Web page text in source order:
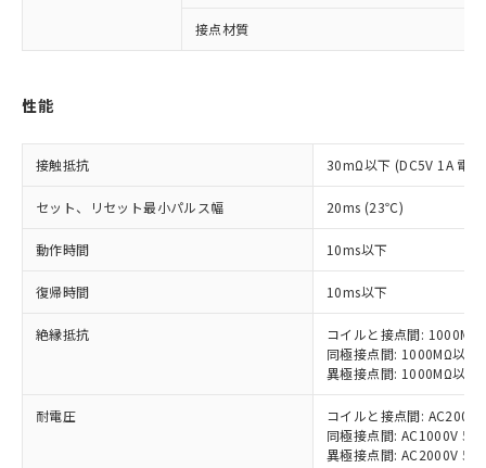
接点材質
性能
接触抵抗 30mΩ以下 (DC5V 1A 電
セット、リセット最小パルス幅 20ms (23℃)
動作時間 10ms以下
復帰時間 10ms以下
絶縁抵抗
コイルと接点間: 1000MΩ
同極接点間: 1000MΩ以上
異極接点間: 1000MΩ以上
耐電圧
コイルと接点間:
同極接点間: AC1000V
異極接点間: AC2000V
以下の条件をお読みいただき、同意のうえ
ご利用ください。
本サービスは、当社制御機器事業取扱
商品の当社在庫状況および標準価格
当社制御機器事業取扱商品の中には、
本サービスの対象外となる商品もある
在庫状況および標準価格照会結果は、
記載している更新日時点での社内デー
タに基づき作成されるものであり、閲
覧された時点での実際の在庫および標
非含有に対応した製品が提供可能な商品で
す。
対応予定なし：EU RoHS指令（10物質）の
非含有に非対応の商品で、対応品を出す予
調査・確認中：EU RoHS指令（10物質）の
非含有の対応状況を調査中または確認中の
商品です。
非該当品：ライセンス料など無形物で、有
害物質有無と関係のない商品です。
いたものが、含有品と判明した場合などや
むを得ず変更することがあります。
鉛(Pb) 1000ppm以下、 水銀(Hg) 1000ppm以下、 カド
六価クロム(Cr(Ⅵ)) 1000ppm以下、ポリ臭化ビフェニル
「○」：最大均質材料含有率が中国RoHSの
基準値以下であることを示します。
「×」：最大均質材料含有率が中国RoHSの
基準値を超えていることを示します。
「－」：未確認です。当社販売部門へお問
Pb(鉛) :1000ppm、 Hg(水銀) : 1000ppm、 Cd(カドミウ
当社は、これら貴社製品のうち、外国
為替および外国貿易法に定める商品
（以下｢規制貨物等」という）を輸出
または国外への提供する場合は、日本
国政府の輸出許可(または役務取引許
可)を取得するなどの必要な手続きを